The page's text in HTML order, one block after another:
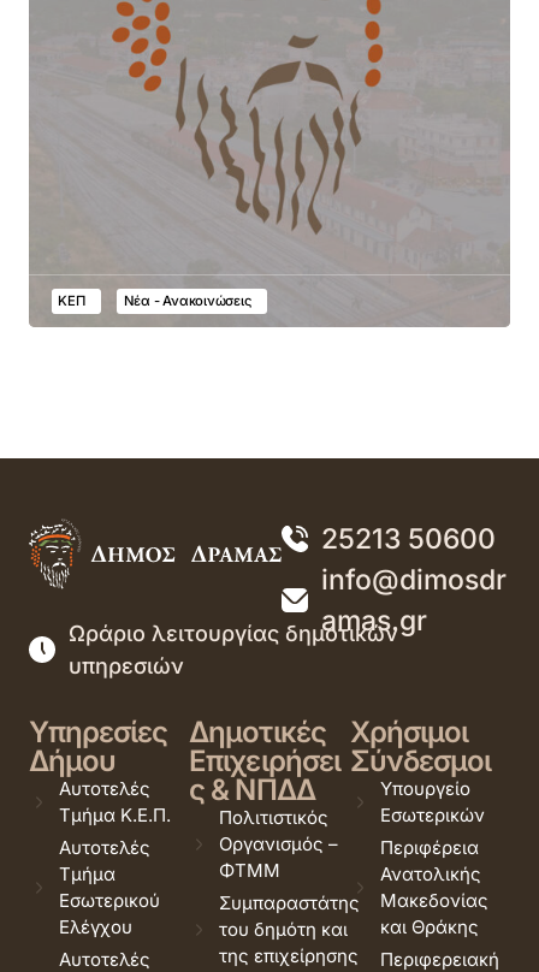
ΚΕΠ Νέα - Ανακοινώσεις
25213 50600
info@dimosdr
amas.gr
Ωράριο λειτουργίας δημοτικών
υπηρεσιών
Υπηρεσίες
Δήμου
Αυτοτελές
Τμήμα Κ.Ε.Π.
Αυτοτελές
Τμήμα
Εσωτερικού
Ελέγχου
Αυτοτελές
Δημοτικές
Επιχειρήσει
ς & ΝΠΔΔ
Πολιτιστικός
Οργανισμός –
ΦΤΜΜ
Συμπαραστάτης
του δημότη και
της επιχείρησης
Χρήσιμοι
Σύνδεσμοι
Υπουργείο
Εσωτερικών
Περιφέρεια
Ανατολικής
Μακεδονίας
και Θράκης
Περιφερειακή